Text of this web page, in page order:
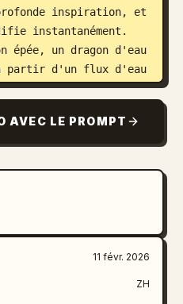
inspiration, et
instantanément.
épée, un dragon d'eau
partir d'un flux d'eau
de nulle part,
le rugissement de
de Foudre ·
Extrême)
face de lui, un
haori à motifs
AVEC LE PROMPT
11 févr. 2026
ZH